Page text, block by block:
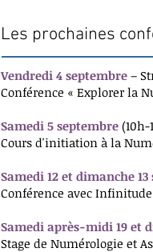
Les prochaines
Vendredi 4 septembre –
Conférence « Explorer la
Samedi 5 septembre
Cours d'initiation à la
Samedi 12 et dimanche
Conférence avec
Samedi après-midi 19 et
Stage de Numérologie et